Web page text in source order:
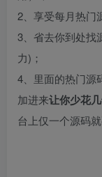
2、享受每月热门
3、省去你到处找
力)；
4、里面的热门源
加进来让你少花
台上仅一个源码就